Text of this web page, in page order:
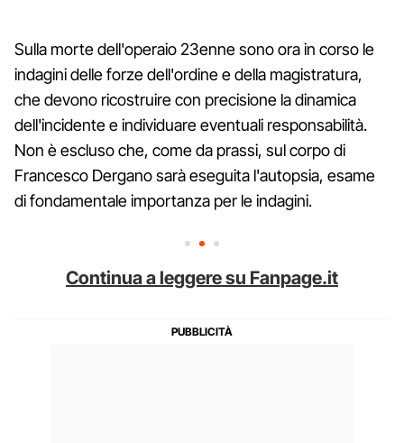
Sulla morte dell'operaio 23enne sono ora in corso le
indagini delle forze dell'ordine e della magistratura,
che devono ricostruire con precisione la dinamica
dell'incidente e individuare eventuali responsabilità.
Non è escluso che, come da prassi, sul corpo di
Francesco Dergano sarà eseguita l'autopsia, esame
di fondamentale importanza per le indagini.
Continua a leggere su Fanpage.it